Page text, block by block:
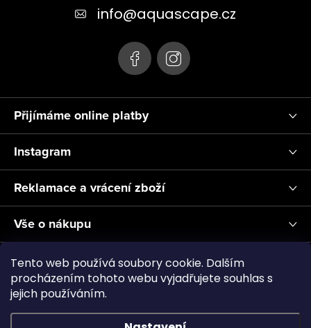
Tento web používá soubory cookie. Dalším
procházením tohoto webu vyjadřujete souhlas s
jejich používáním.
Přijímáme online platby
info@aquascape.cz
Instagram
Reklamace a vrácení zboží
Vše o nákupu
Informace pro Vás
Realizace a servis akvárií ↗